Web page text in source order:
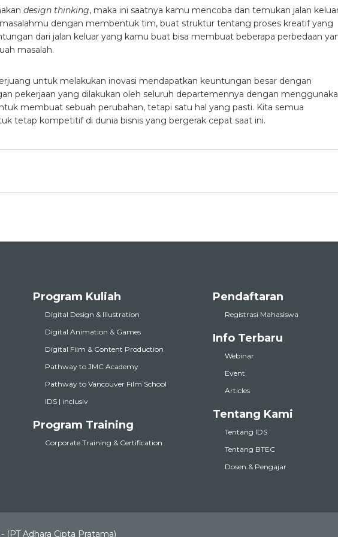
design thinking, maka ini saatnya kamu mencoba dan temukan jalan
masalahmu dengan membentuk tim, buat struktur tentang proses kreatif yang
dari jalan keluar yang kamu buat bisa membuat beberapa perbedaan
masalah.
untuk melakukan inovasi mendapatkan keuntungan besar dengan
pekerjaan yang dilakukan oleh seluruh departemennya dengan
membuat sebuah perubahan, tetapi satu hal yang pasti. Kita semua
tetap kompetitif di dunia bisnis yang bergerak cepat saat ini.
Program Kuliah
Digital Design & Illustration
Digital Animation & Games
Digital Film & Content Production
Pathway to JMC Academy
Pathway to Vancouver Film School
IDS | inclusiv
Program Training
Corporate Training & Certification
Pendaftaran
Registrasi Mahasiswa
Info Terbaru
Webinar
Event
Articles
Tentang Kami
Tentang IDS
Tentang BTEC
Dosen & Pengajar
(PT Adhara Cipta Pratama)